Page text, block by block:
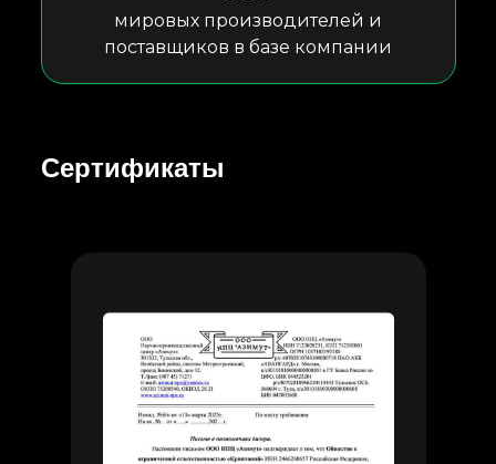
мировых производителей и
поставщиков в базе компании
Сертификаты